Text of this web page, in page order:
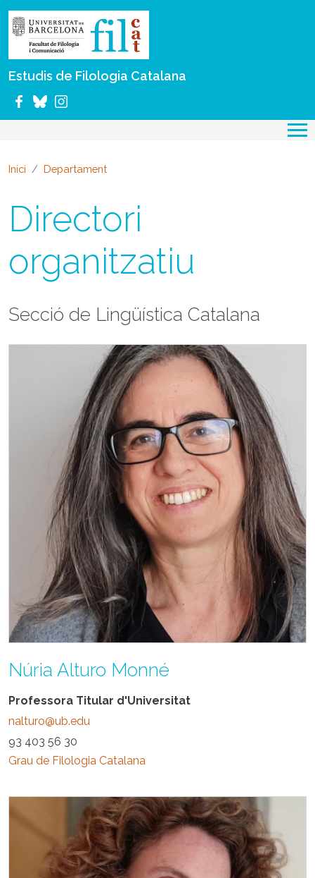
Estudis de Filologia Catalana
Inici Departament
Directori
organitzatiu
Secció de Lingüística Catalana
Núria Alturo Monné
Professora Titular d'Universitat
nalturo@ub.edu
93 403 56 30
Grau de Filologia Catalana